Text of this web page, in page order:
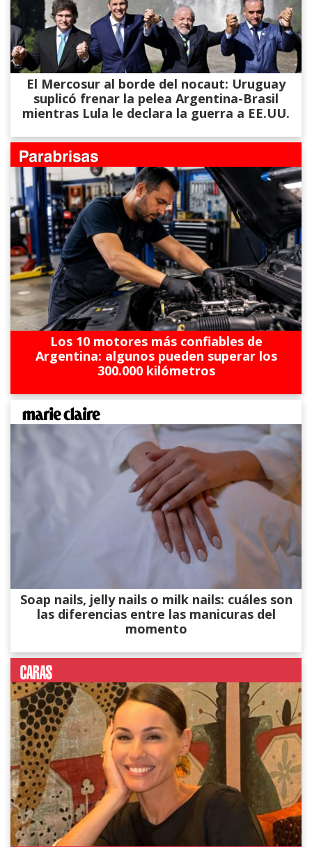
El Mercosur al borde del nocaut: Uruguay
suplicó frenar la pelea Argentina-Brasil
mientras Lula le declara la guerra a EE.UU.
Los 10 motores más confiables de
Argentina: algunos pueden superar los
300.000 kilómetros
Soap nails, jelly nails o milk nails: cuáles son
las diferencias entre las manicuras del
momento